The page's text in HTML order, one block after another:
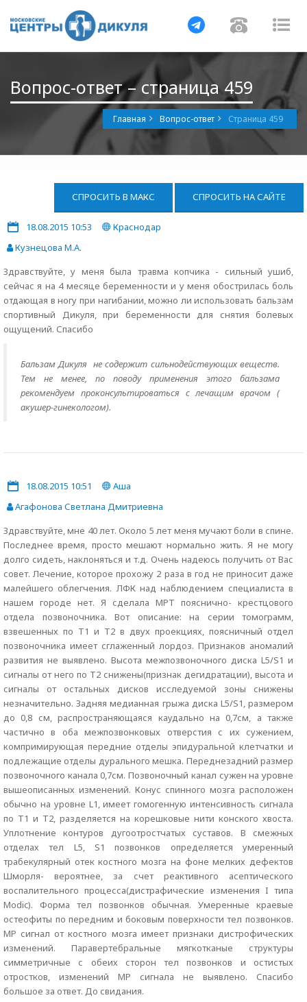
Навигация
Вопрос-ответ – страница 459
Главная Вопрос-ответ Страница 459
СПРОСИТЬ В МАКС СПРОСИТЬ НА САЙТЕ
18.08.2015 10:53
Краснодар
Кузнецова М.А.
Здравствуйте, у меня была травма копчика - сильный ушиб,
сейчас я на 4 месяце беременности и у меня обострилась боль
отдающая в ногу при нагибании, можно ли использовать бальзам
спортивный Дикуля, при беременности для снятия болевых
ощущений. Спасибо
Бальзам Дикуля не содержит сильнодействующих веществ.
Тем не менее, по поводу применения этого бальзама
рекомендуем проконсультироваться с лечащим врачом (
акушер-гинекологом).
18.08.2015 10:51
Аша
Агафонова Светлана Дмитриевна
Здравствуйте, мне 40 лет. Около 5 лет меня мучают боли в спине.
Последнее время, просто мешают нормально жить. Я не могу
долго сидеть, наклоняться и т.д. Очень надеюсь получить от Вас
совет. Лечение, которое прохожу 2 раза в год не приносит даже
малейшего облегчения. ЛФК над наблюдением специалиста в
нашем городе нет. Я сделала МРТ пояснично- крестцового
отдела позвоночника. Вот описание: на серии томограмм,
взвешенных по Т1 и Т2 в двух проекциях, поясничный отдел
позвоночника имеет сглаженный лордоз. Признаков аномалий
развития не выявлено. Высота межпозвоночного диска L5/S1 и
сигналы от него по T2 снижены(признак дегидратации), высота и
сигналы от остальных дисков исследуемой зоны снижены
незначительно. Задняя медианная грыжа диска L5/S1, размером
до 0,8 см, распространяющаяся каудально на 0,7см, а также
частично в оба межпозвонковых отверстия с их сужением,
компримирующая передние отделы эпидуральной клетчатки и
подлежащие отделы дурального мешка. Переднезадний размер
позвоночного канала 0,7см. Позвоночный канал сужен на уровне
вышеописанных изменений. Конус спинного мозга расположен
обычно на уровне L1, имеет гомогенную интенсивность сигнала
по T1 и T2, разделяется на корешковые нити конского хвоста.
Уплотнение контуров дугоотростчатых суставов. В смежных
отделах тел L5, S1 позвонков определяется умеренный
трабекулярный отек костного мозга на фоне мелких дефектов
Шморля- вероятнее, за счет реактивного асептического
воспалительного процесса(дистрафические изменения I типа
Моdic). Форма тел позвонков обычная. Умеренные краевые
остеофиты по передним и боковым поверхности тел позвонков.
MP сигнал от костного мозга имеет признаки дистрофических
изменений. Паравертебральные мягкотканые структуры
симметричные с обеих сторон тел позвонков и остистых
отростков, изменений MP сигнала не выявлено. Спасибо
большое за ответ. До свидания.